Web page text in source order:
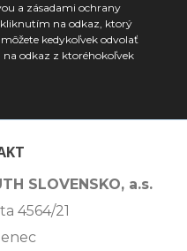
a zásadami ochrany
na odkaz, ktorý
kedykoľvek odvolať
odkaz z ktoréhokoľvek
SLOVENSKO, a.s.
4564/21